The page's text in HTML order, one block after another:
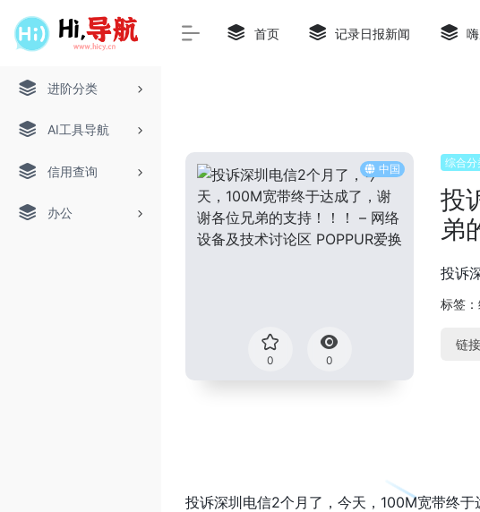
进阶分类
AI工具导航
信用查询
办公
首页 记录日报新闻
中国
0 0
综合分
投
弟
投诉
标签：
链
投诉深圳电信2个月了，今天，100M宽带终